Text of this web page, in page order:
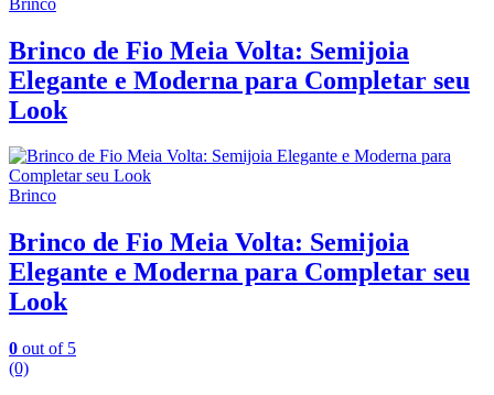
Brinco de Fio Meia Volta: Semijoia
Elegante e Moderna para Completar seu
Look
Brinco
Brinco de Fio Meia Volta: Semijoia
Elegante e Moderna para Completar seu
Look
0 out of 5
(0)